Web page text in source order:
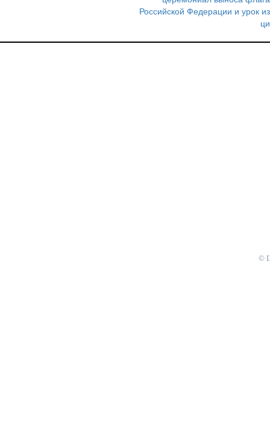
Российской Федерации и урок из
ци
©